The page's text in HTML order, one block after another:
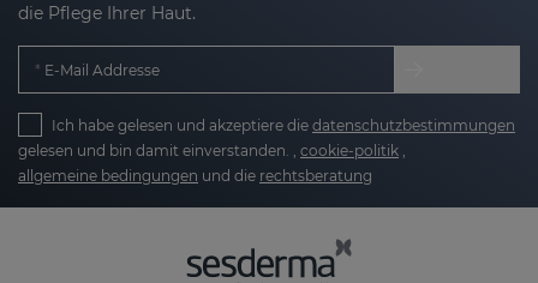
die Pflege Ihrer Haut.
E-Mail Addresse
Ich habe gelesen und akzeptiere die datenschutzbestimmungen
gelesen und bin damit einverstanden. , cookie-politik
allgemeine bedingungen und die rechtsberatung